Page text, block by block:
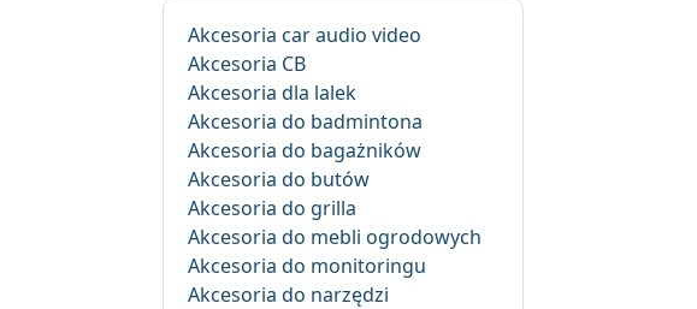
Akcesoria car audio video
Akcesoria CB
Akcesoria dla lalek
Akcesoria do badmintona
Akcesoria do bagażników
Akcesoria do butów
Akcesoria do grilla
Akcesoria do mebli ogrodowych
Akcesoria do monitoringu
Akcesoria do narzędzi